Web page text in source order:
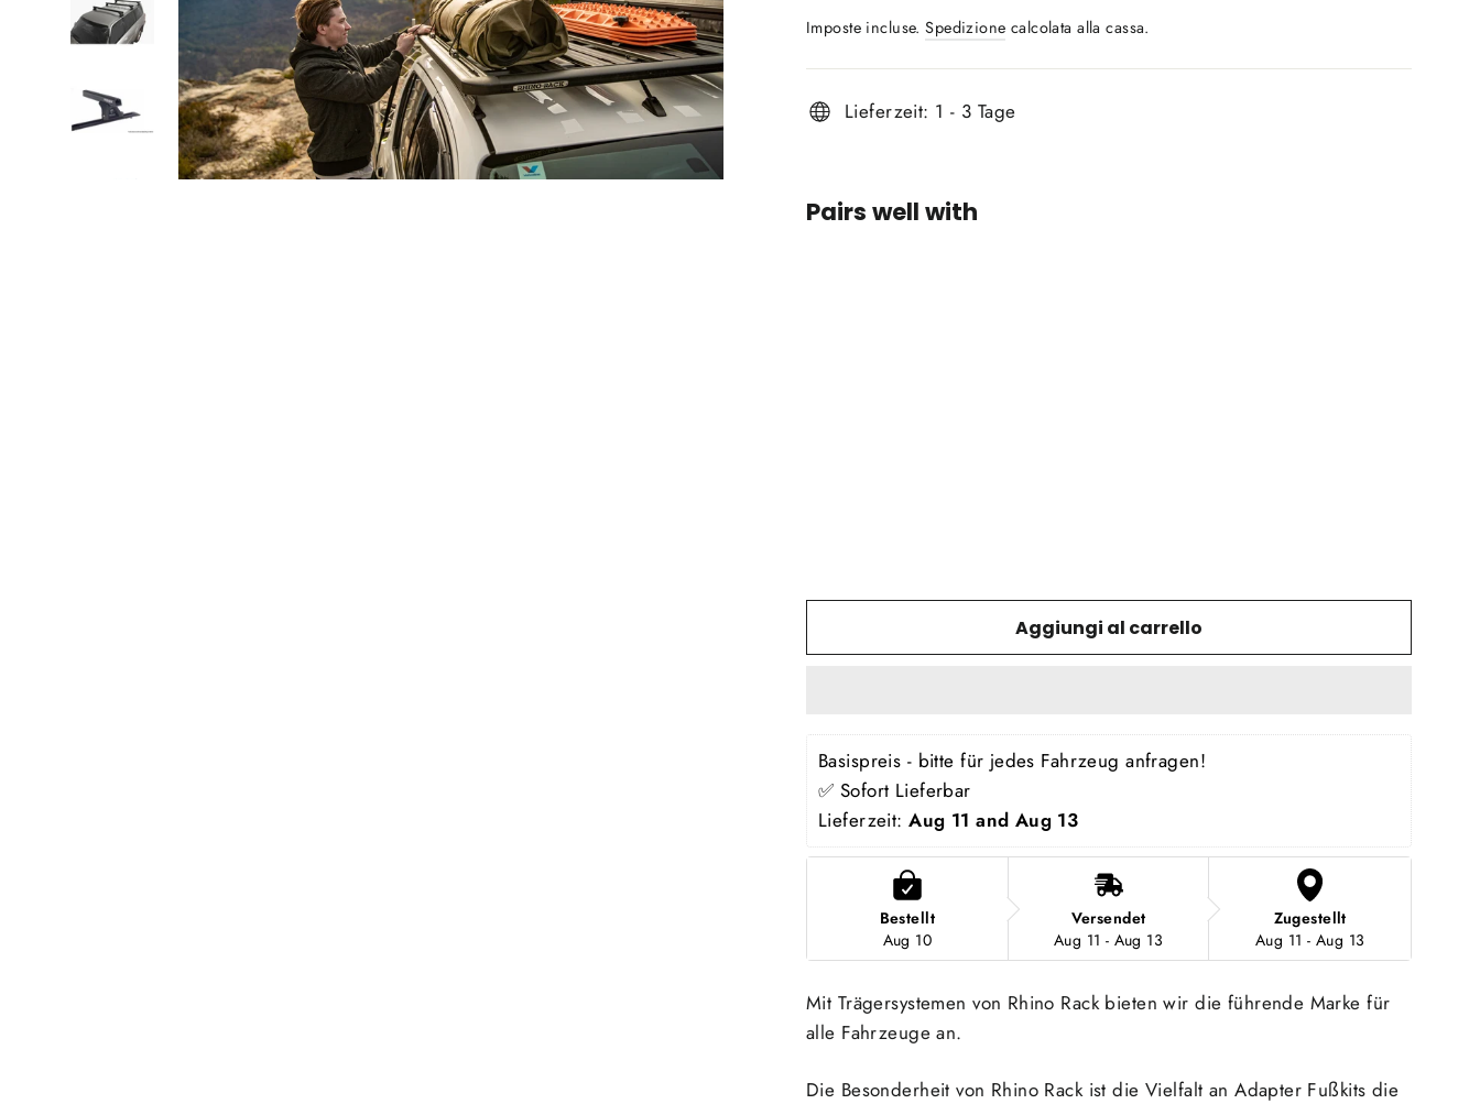
listino
Imposte incluse.Spedizione calcolata alla cassa.
Lieferzeit: 1 - 3 Tage
Pairs well with
Aggiungi al carrello
Basispreis - bitte für jedes Fahrzeug anfragen!
✅ Sofort Lieferbar
Lieferzeit: Aug 11 and Aug 13
Bestellt
Aug 10
Versendet
Aug 11 - Aug 13
Zugestellt
Aug 11 - Aug 13
Mit Trägersystemen von Rhino Rack bieten wir die führende Marke für
alle Fahrzeuge an.
Die Besonderheit von Rhino Rack ist die Vielfalt an Adapter Fußkits die